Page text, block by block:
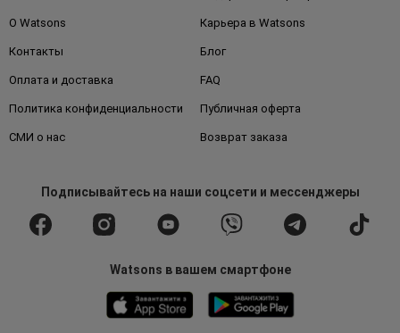
О Watsons Карьера в Watsons
Контакты Блог
Оплата и доставка FAQ
Политика конфиденциальности Публичная оферта
СМИ о нас Возврат заказа
Подписывайтесьна наши соцсети и мессенджеры
Watsons в вашем смартфоне